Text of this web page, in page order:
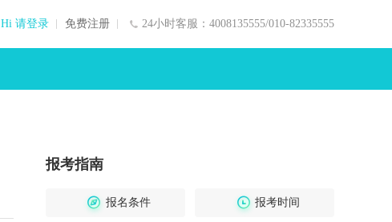
24小时客服：4008135555/010-82335555
Hi 请登录 免费注册
报考指南
报名条件 报考时间